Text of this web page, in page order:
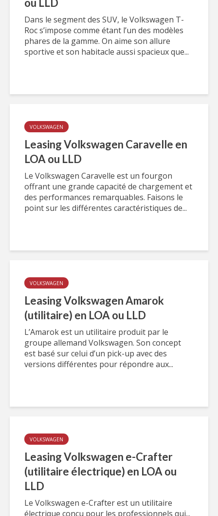
ou LLD
Dans le segment des SUV, le Volkswagen T-
Roc s’impose comme étant l’un des modèles
phares de la gamme. On aime son allure
sportive et son habitacle aussi spacieux que...
VOLKSWAGEN
Leasing Volkswagen Caravelle en
LOA ou LLD
Le Volkswagen Caravelle est un fourgon
offrant une grande capacité de chargement et
des performances remarquables. Faisons le
point sur les différentes caractéristiques de...
VOLKSWAGEN
Leasing Volkswagen Amarok
(utilitaire) en LOA ou LLD
L’Amarok est un utilitaire produit par le
groupe allemand Volkswagen. Son concept
est basé sur celui d’un pick-up avec des
versions différentes pour répondre aux...
VOLKSWAGEN
Leasing Volkswagen e-Crafter
(utilitaire électrique) en LOA ou
LLD
Le Volkswagen e-Crafter est un utilitaire
électrique conçu pour les professionnels qui...